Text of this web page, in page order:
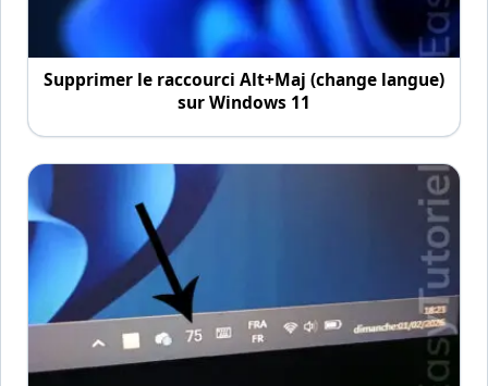
Supprimer le raccourci Alt+Maj (change langue)
sur Windows 11